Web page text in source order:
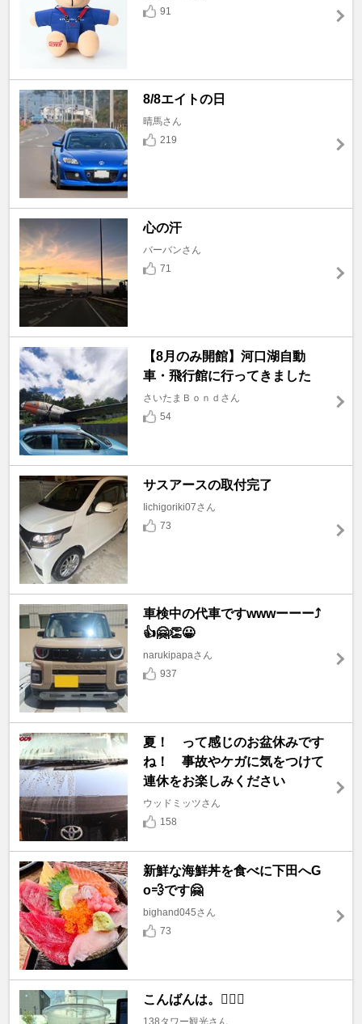
91
8/8エイトの日
晴馬さん
219
心の汗
バーバンさん
71
【8月のみ開館】河口湖自動
車・飛行館に行ってきました
さいたまＢｏｎｄさん
54
サスアースの取付完了
Iichigoriki07さん
73
車検中の代車ですwwwーーー⤴️
👍🤗👏😀
narukipapaさん
937
夏！ って感じのお盆休みです
ね！ 事故やケガに気をつけて
連休をお楽しみください
ウッドミッツさん
158
新鮮な海鮮丼を食べに下田へG
o💨です🤗
bighand045さん
73
こんばんは。🙇🏼‍♂️
138タワー観光さん